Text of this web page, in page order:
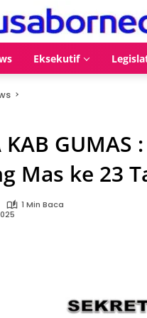
Eksekutif
KAB
Mas ke 23
1 Min Baca